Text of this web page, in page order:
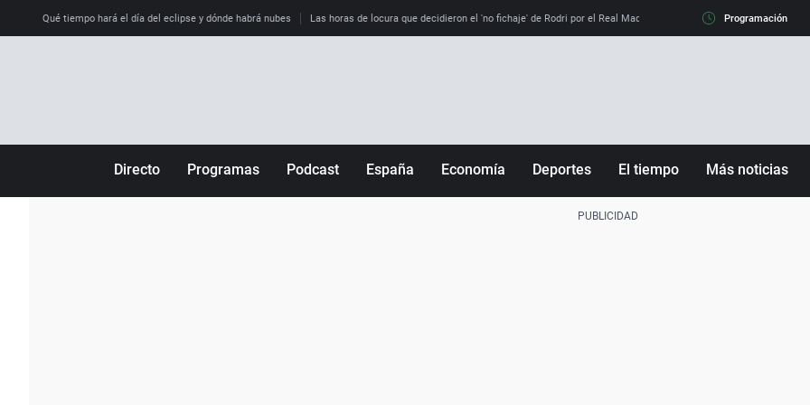
Qué tiempo hará el día del eclipse y dónde habrá nubes Las horas de locura que decidieron el 'no fichaje' de Rodri por el Real Madrid y su 'sí' al Barça La llamada
Programación
Directo Programas Podcast España Economía Deportes El tiempo Más noticias